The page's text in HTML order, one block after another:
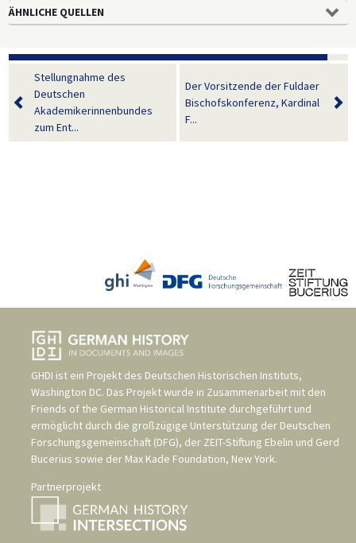
ÄHNLICHE QUELLEN
Stellungnahme des
Deutschen
Akademikerinnenbundes
zum Ent...
Der Vorsitzende der Fuldaer
Bischofskonferenz, Kardinal
F...
GHDI ist ein Projekt des Deutschen Historischen Instituts,
Washington DC. Das Projekt wurde in Zusammenarbeit mit den
Friends of the German Historical Institute durchgeführt und
ermöglicht durch die großzügige Unterstützung der Deutschen
Forschungsgemeinschaft (DFG), der ZEIT-Stiftung Ebelin und Gerd
Bucerius sowie der Max Kade Foundation, New York.
Partnerprojekt